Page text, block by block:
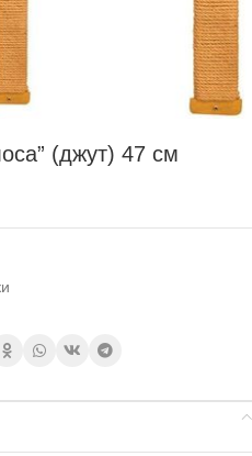
(джут) 47 см